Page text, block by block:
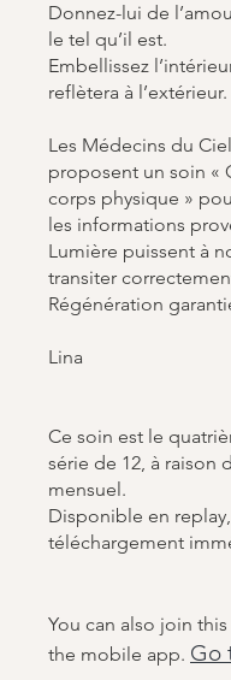
Donnez-lui de
le tel qu’il est.
Embellissez
reflètera à l’extérieur.
Les Médecins du
proposent un soin «
corps physique »
les informations
Lumière puissent à
transiter
Régénération
Lina
Ce soin est le
série de 12, à raison
mensuel.
Disponible en replay,
téléchargement
You can also join
the mobile app. Go